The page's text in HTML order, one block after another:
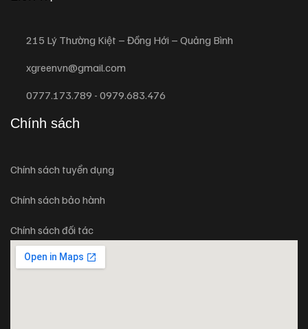
215 Lý Thường Kiệt – Đồng Hới – Quảng Bình
xgreenvn@gmail.com
0777.173.789 - 0979.683.476
Chính sách
Chính sách tuyển dụng
Chính sách bảo hành
Chính sách đối tác